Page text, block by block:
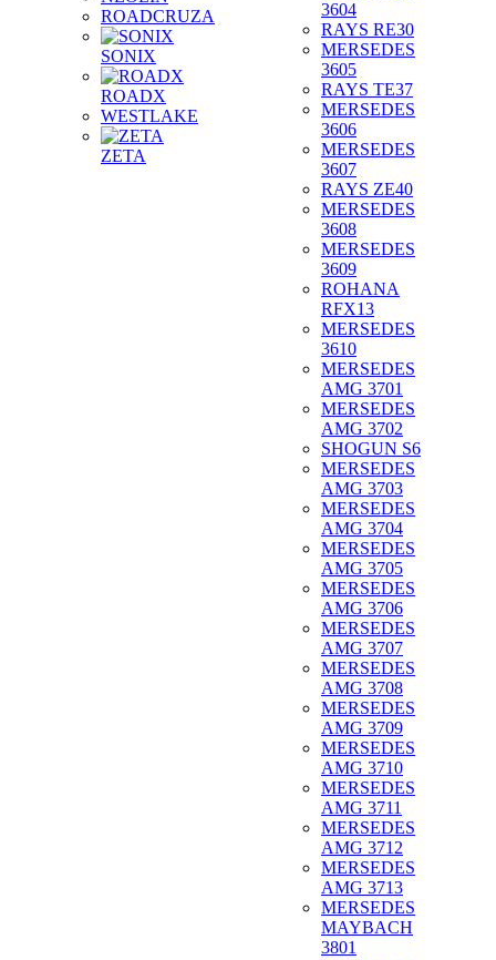
ROADCRUZA
SONIX
ROADX
WESTLAKE
ZETA
3604
RAYS RE30
MERSEDES
3605
RAYS TE37
MERSEDES
3606
MERSEDES
3607
RAYS ZE40
MERSEDES
3608
MERSEDES
3609
ROHANA
RFX13
MERSEDES
3610
MERSEDES
AMG 3701
MERSEDES
AMG 3702
SHOGUN S6
MERSEDES
AMG 3703
MERSEDES
AMG 3704
MERSEDES
AMG 3705
MERSEDES
AMG 3706
MERSEDES
AMG 3707
MERSEDES
AMG 3708
MERSEDES
AMG 3709
MERSEDES
AMG 3710
MERSEDES
AMG 3711
MERSEDES
AMG 3712
MERSEDES
AMG 3713
MERSEDES
MAYBACH
3801